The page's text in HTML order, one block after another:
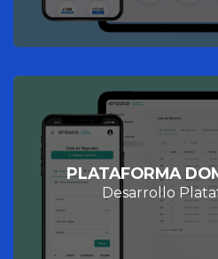
PLATAFORMA
Desarrollo